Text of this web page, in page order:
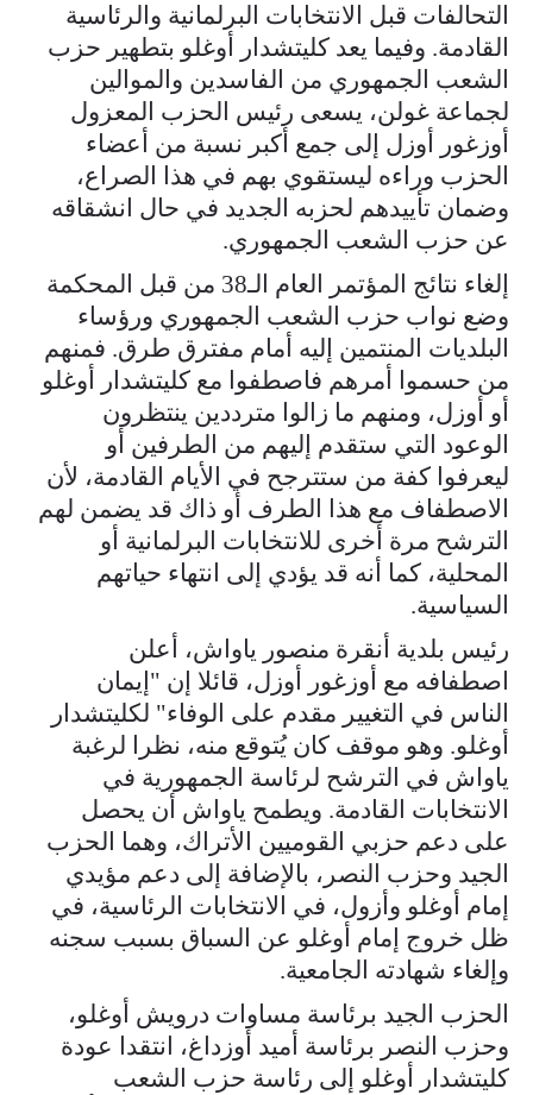
التحالفات قبل الانتخابات البرلمانية والرئاسية
القادمة. وفيما يعد كليتشدار أوغلو بتطهير حزب
الشعب الجمهوري من الفاسدين والموالين
لجماعة غولن، يسعى رئيس الحزب المعزول
أوزغور أوزل إلى جمع أكبر نسبة من أعضاء
الحزب وراءه ليستقوي بهم في هذا الصراع،
وضمان تأييدهم لحزبه الجديد في حال انشقاقه
عن حزب الشعب الجمهوري.
إلغاء نتائج المؤتمر العام الـ38 من قبل المحكمة
وضع نواب حزب الشعب الجمهوري ورؤساء
البلديات المنتمين إليه أمام مفترق طرق. فمنهم
من حسموا أمرهم فاصطفوا مع كليتشدار أوغلو
أو أوزل، ومنهم ما زالوا مترددين ينتظرون
الوعود التي ستقدم إليهم من الطرفين أو
ليعرفوا كفة من ستترجح في الأيام القادمة، لأن
الاصطفاف مع هذا الطرف أو ذاك قد يضمن لهم
الترشح مرة أخرى للانتخابات البرلمانية أو
المحلية، كما أنه قد يؤدي إلى انتهاء حياتهم
السياسية.
رئيس بلدية أنقرة منصور ياواش، أعلن
اصطفافه مع أوزغور أوزل، قائلا إن "إيمان
الناس في التغيير مقدم على الوفاء" لكليتشدار
أوغلو. وهو موقف كان يُتوقع منه، نظرا لرغبة
ياواش في الترشح لرئاسة الجمهورية في
الانتخابات القادمة. ويطمح ياواش أن يحصل
على دعم حزبي القوميين الأتراك، وهما الحزب
الجيد وحزب النصر، بالإضافة إلى دعم مؤيدي
إمام أوغلو وأزول، في الانتخابات الرئاسية، في
ظل خروج إمام أوغلو عن السباق بسبب سجنه
وإلغاء شهادته الجامعية.
الحزب الجيد برئاسة مساوات درويش أوغلو،
وحزب النصر برئاسة أميد أوزداغ، انتقدا عودة
كليتشدار أوغلو إلى رئاسة حزب الشعب